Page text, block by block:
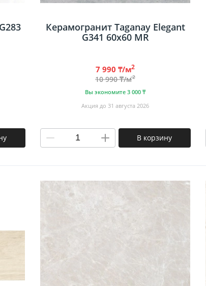
Керамогранит Taganay Elegant
G341 60х60 MR
7 990 ₸/м2
10 990 ₸/м2
Вы экономите 3 000 ₸
Акция до 31 августа 2026
В корзину